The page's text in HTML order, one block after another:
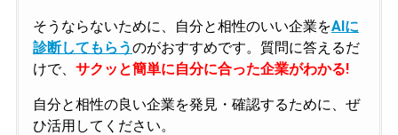
そうならないために、自分と相性のいい企業をAIに
診断してもらうのがおすすめです。質問に答えるだ
けで、 サクッと簡単に自分に合った企業がわかる!
自分と相性の良い企業を発見・確認するために、ぜ
ひ活用してください。